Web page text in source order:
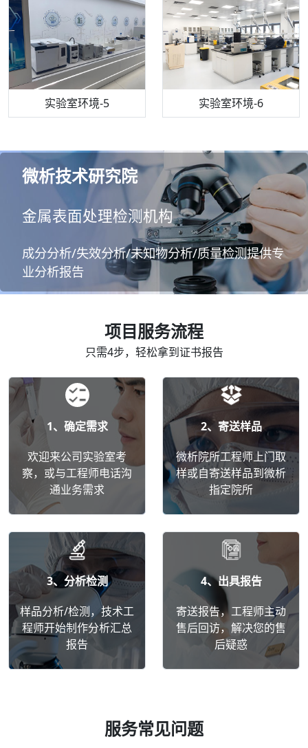
实验室环境-5 实验室环境-6
机构质检技术员-5 机构质检技术员-6
气相色谱仪 万能力学试验仪
微析技术研究院
金属表面处理检测机构
成分分析/失效分析/未知物分析/质量检测提供专
业分析报告
项目服务流程
只需4步，轻松拿到证书报告
1、确定需求
欢迎来公司实验室考
察，或与工程师电话沟
通业务需求
2、寄送样品
微析院所工程师上门取
样或自寄送样品到微析
指定院所
3、分析检测
样品分析/检测，技术工
程师开始制作分析汇总
报告
4、出具报告
寄送报告，工程师主动
售后回访，解决您的售
后疑惑
服务常见问题